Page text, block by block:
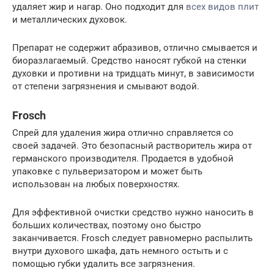
удаляет жир и нагар. Оно подходит для всех видов плит
и металлических духовок.
Препарат не содержит абразивов, отлично смывается и
биоразлагаемый. Средство наносят губкой на стенки
духовки и противни на тридцать минут, в зависимости
от степени загрязнения и смывают водой.
Frosch
Спрей для удаления жира отлично справляется со
своей задачей. Это безопасный растворитель жира от
германского производителя. Продается в удобной
упаковке с пульверизатором и может быть
использован на любых поверхностях.
Для эффективной очистки средство нужно наносить в
больших количествах, поэтому оно быстро
заканчивается. Frosch следует равномерно распылить
внутри духового шкафа, дать немного остыть и с
помощью губки удалить все загрязнения.